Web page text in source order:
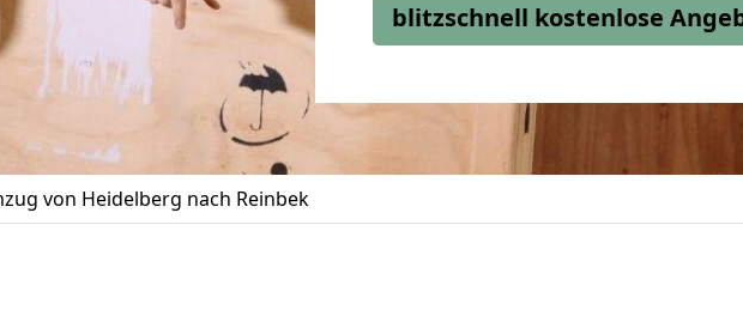
blitzschnell kostenlose
von Heidelberg nach Reinbek